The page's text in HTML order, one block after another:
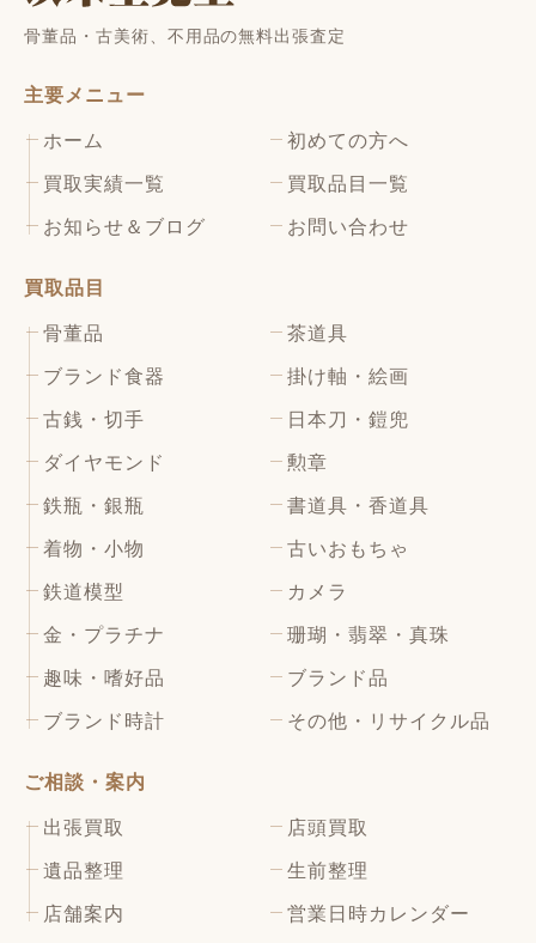
骨董品・古美術、不用品の無料出張査定
主要メニュー
ホーム 初めての方へ
買取実績一覧 買取品目一覧
お知らせ＆ブログ お問い合わせ
買取品目
骨董品 茶道具
ブランド食器 掛け軸・絵画
古銭・切手 日本刀・鎧兜
ダイヤモンド 勲章
鉄瓶・銀瓶 書道具・香道具
着物・小物 古いおもちゃ
鉄道模型 カメラ
金・プラチナ 珊瑚・翡翠・真珠
趣味・嗜好品 ブランド品
ブランド時計 その他・リサイクル品
ご相談・案内
出張買取 店頭買取
遺品整理 生前整理
店舗案内 営業日時カレンダー